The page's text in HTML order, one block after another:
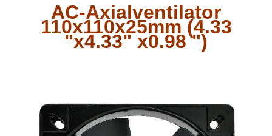
AC-Axialventilator
110x110x25mm (4.33
"x4.33" x0.98 ")